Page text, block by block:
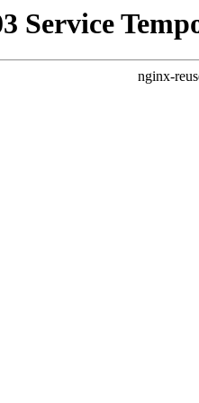
Service
nginx-